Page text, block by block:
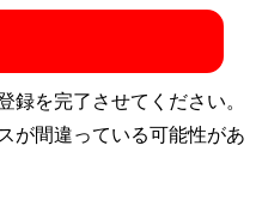
を完了させてください。
が間違っている可能性があ